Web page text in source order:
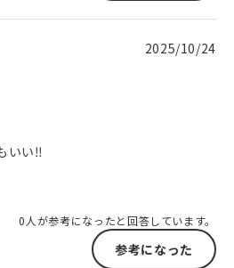
2025/10/24
いい‼️
0人が参考になったと回答しています。
参考になった